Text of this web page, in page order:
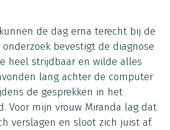
de dag erna terecht bij de
bevestigt de diagnose
heel strijdbaar en wilde alles
lang achter de computer
de gesprekken in het
Voor mijn vrouw Miranda lag dat
verslagen en sloot zich juist af.